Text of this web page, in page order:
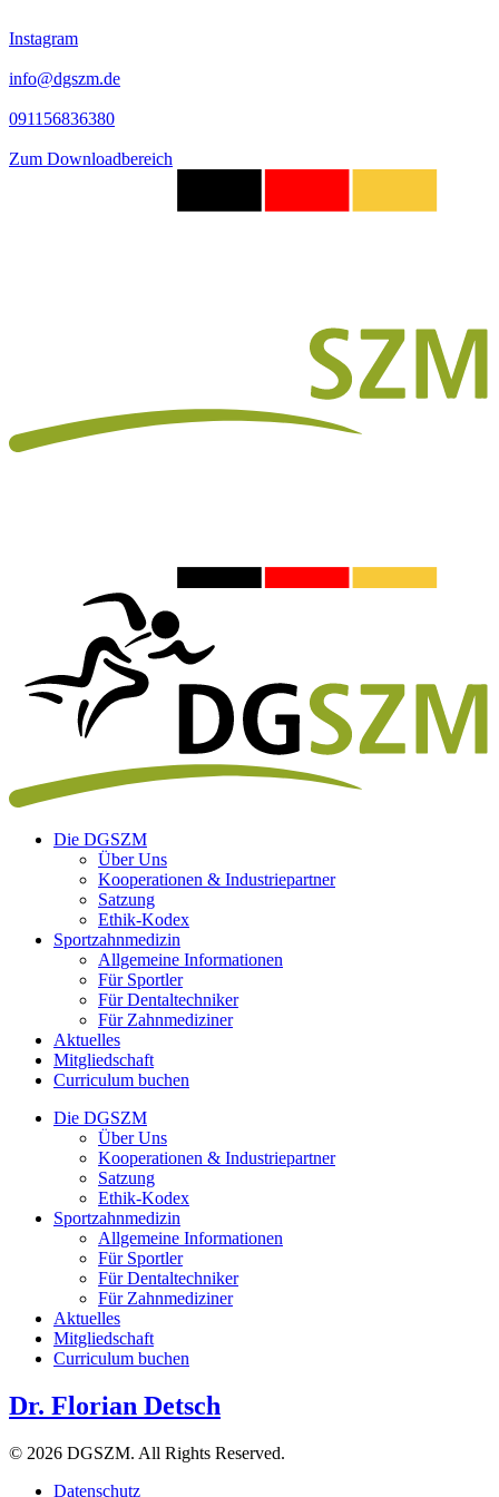
Instagram
info@dgszm.de
091156836380
Zum Downloadbereich
Die DGSZM
Über Uns
Kooperationen & Industriepartner
Satzung
Ethik-Kodex
Sportzahnmedizin
Allgemeine Informationen
Für Sportler
Für Dentaltechniker
Für Zahnmediziner
Aktuelles
Mitgliedschaft
Curriculum buchen
Die DGSZM
Über Uns
Kooperationen & Industriepartner
Satzung
Ethik-Kodex
Sportzahnmedizin
Allgemeine Informationen
Für Sportler
Für Dentaltechniker
Für Zahnmediziner
Aktuelles
Mitgliedschaft
Curriculum buchen
Dr. Florian Detsch
© 2026 DGSZM. All Rights Reserved.
Datenschutz